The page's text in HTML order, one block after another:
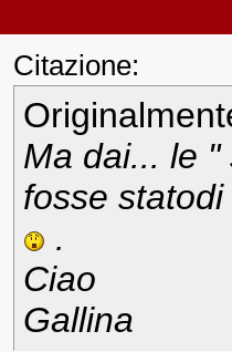
Citazione:
Ma dai... le
fosse
.
Ciao
Gallina